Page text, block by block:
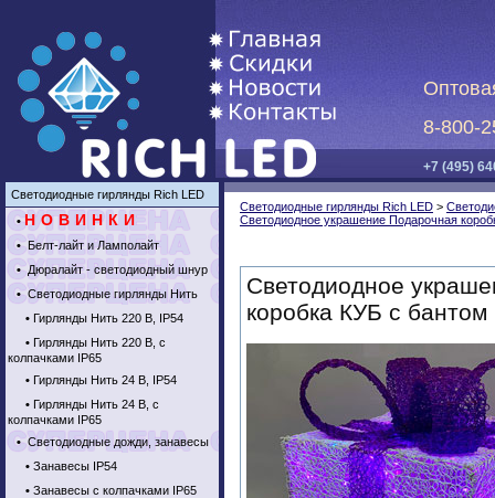
8-800-
+7 (495)
Светодиодные гирлянды Rich LED
•НОВИНКИ
•Белт-лайт и Ламполайт
•Дюралайт - светодиодный шнур
•Светодиодные гирлянды Нить
• Гирлянды Нить 220 В, IP54
• Гирлянды Нить 220 В, с
колпачками IP65
• Гирлянды Нить 24 В, IP54
• Гирлянды Нить 24 В, с
колпачками IP65
•Светодиодные дожди, занавесы
• Занавесы IP54
• Занавесы с колпачками IP65
Светодиодные гирлянды Rich LED >
Светодиодное украшение Подарочная
Светодиодное
коробка КУБ с бантом